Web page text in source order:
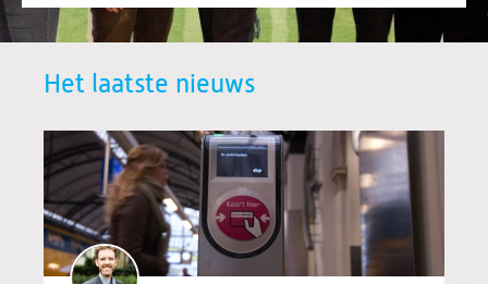
Zoeken
Het laatste nieuws